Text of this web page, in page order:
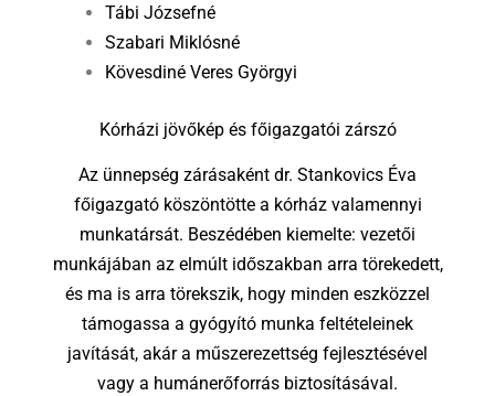
Tábi Józsefné
Szabari Miklósné
Kövesdiné Veres Györgyi
Kórházi jövőkép és főigazgatói zárszó
Az ünnepség zárásaként dr. Stankovics Éva
főigazgató köszöntötte a kórház valamennyi
munkatársát. Beszédében kiemelte: vezetői
munkájában az elmúlt időszakban arra törekedett,
és ma is arra törekszik, hogy minden eszközzel
támogassa a gyógyító munka feltételeinek
javítását, akár a műszerezettség fejlesztésével
vagy a humánerőforrás biztosításával.